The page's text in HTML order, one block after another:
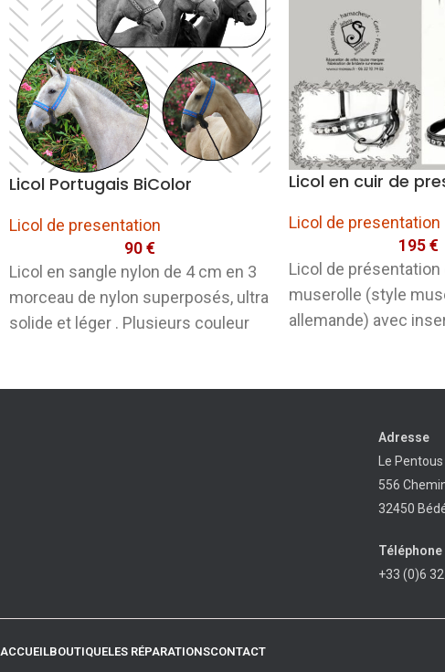
Licol Portugais BiColor
Licol de presentation
90€
Licol en sangle nylon de 4 cm en 3
morceau de nylon superposés, ultra
solide et léger . Plusieurs couleur
Licol en cuir de
Licol de presentation
195€
Licol de présentation
muserolle (style
allemande) avec
Adresse
Le Pentous
556
32450
Téléphone
+33 (0)6
ACCUEILBOUTIQUELES RÉPARATIONSCONTACT